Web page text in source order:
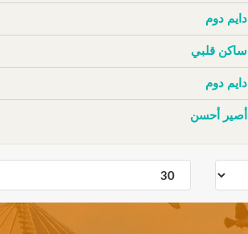
دايم دوم
ساكن قلبي
دايم دوم
أصير أحسن